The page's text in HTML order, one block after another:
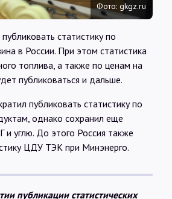
О нас
Фото: gkgz.ru
статистику по
в России. При этом статистика
топлива, а также по ценам на
публиковаться и дальше.
публиковать статистику по
однако сохранил еще
и углю. До этого Россия также
ЦДУ ТЭК при Минэнерго.
публикации статистических